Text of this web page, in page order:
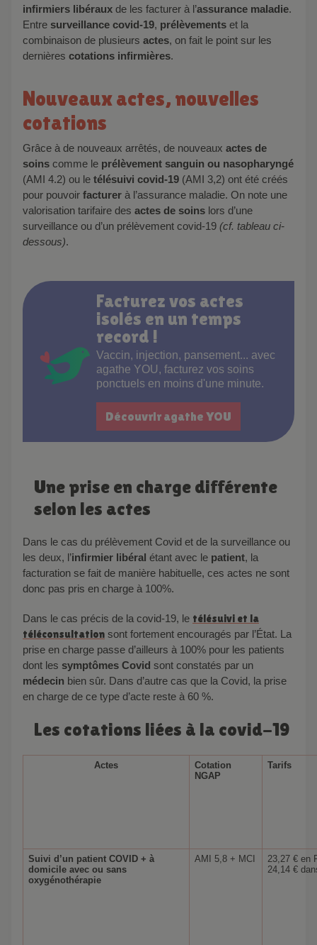
infirmiers libéraux de les facturer à l’assurance maladie.
Entre surveillance covid-19, prélèvements et la
combinaison de plusieurs actes, on fait le point sur les
dernières cotations infirmières.
Nouveaux actes, nouvelles
cotations
Grâce à de nouveaux arrêtés, de nouveaux actes de
soins comme le prélèvement sanguin ou nasopharyngé
(AMI 4.2) ou le télésuivi covid-19 (AMI 3,2) ont été créés
pour pouvoir facturer à l’assurance maladie. On note une
valorisation tarifaire des actes de soins lors d’une
surveillance ou d’un prélèvement covid-19 (cf. tableau ci-
dessous).
Facturez vos actes
isolés en un temps
record !
Vaccin, injection, pansement... avec
agathe YOU, facturez vos soins
ponctuels en moins d'une minute.
Découvrir agathe YOU
Une prise en charge différente
selon les actes
Dans le cas du prélèvement Covid et de la surveillance ou
les deux, l’infirmier libéral étant avec le patient, la
facturation se fait de manière habituelle, ces actes ne sont
donc pas pris en charge à 100%.
Dans le cas précis de la covid-19, le télésuivi et la
téléconsultation sont fortement encouragés par l’État. La
prise en charge passe d’ailleurs à 100% pour les patients
dont les symptômes Covid sont constatés par un
médecin bien sûr. Dans d’autre cas que la Covid, la prise
en charge de ce type d’acte reste à 60 %.
Les cotations liées à la covid-19
Actes
Cotation
NGAP
Tarifs
Suivi d’un patient COVID + à
domicile avec ou sans
oxygénothérapie
AMI 5,8 + MCI
23,27 € en
24,14 €